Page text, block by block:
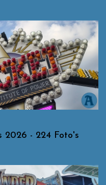
2026 - 224 Foto's